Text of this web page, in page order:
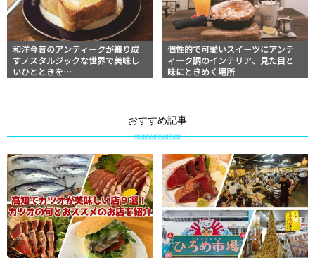
和洋今昔のアンティークが織り成
すノスタルジックな世界で美味し
いひとときを…
個性的で可愛いスイーツにアンテ
ィーク調のインテリア、見た目と
味にときめく場所
おすすめ記事